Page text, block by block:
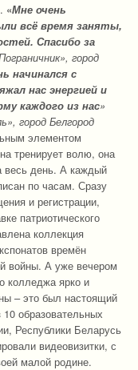
«Мне очень
всё время заняты,
Спасибо за
город
начинался с
нас энергией и
каждого из нас»
город Белгород
элементом
тренирует волю, она
весь день. А каждый
по часам. Сразу
и регистрации,
патриотического
коллекция
времён
войны. А уже вечером
колледжа ярко и
– это был настоящий
образовательных
Республики Беларусь
видеовизитки, с
малой родине.